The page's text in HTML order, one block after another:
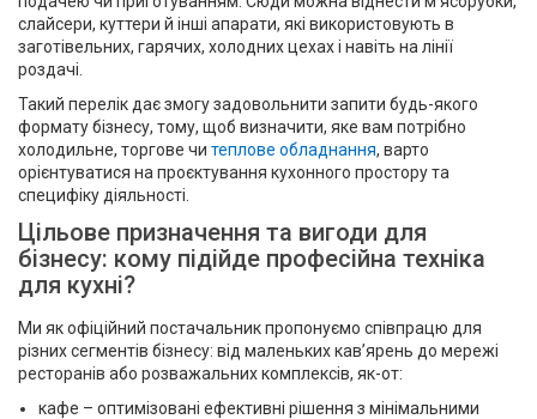
слайсери, куттери й інші апарати, які використовують в
заготівельних, гарячих, холодних цехах і навіть на лінії
роздачі.
Такий перелік дає змогу задовольнити запити будь-якого
формату бізнесу, тому, щоб визначити, яке вам потрібно
холодильне, торгове чи теплове обладнання, варто
орієнтуватися на проєктування кухонного простору та
специфіку діяльності.
Цільове призначення та вигоди для
бізнесу: кому підійде професійна техніка
для кухні?
Ми як офіційний постачальник пропонуємо співпрацю для
різних сегментів бізнесу: від маленьких кав’ярень до мережі
ресторанів або розважальних комплексів, як-от:
кафе – оптимізовані ефективні рішення з мінімальними